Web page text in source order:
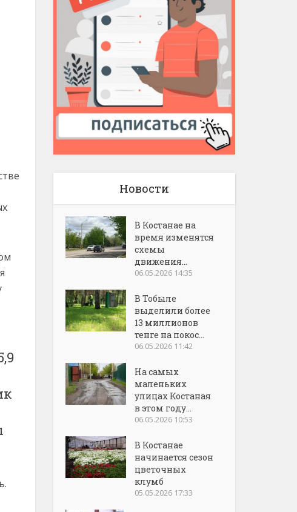
Новости
В Костанае на
время изменятся
схемы
движения...
06.05.2026 14:35
В Тобыле
выделили более
13 миллионов
тенге на покос...
06.05.2026 11:42
На самых
маленьких
улицах Костаная
в этом году...
06.05.2026 10:53
В Костанае
начинается сезон
цветочных
клумб
05.05.2026 17:33